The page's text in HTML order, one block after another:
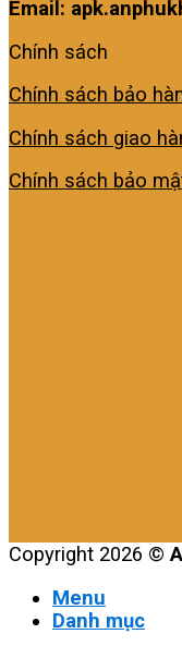
Email:
Chính sách
Chính sách bảo
Chính sách giao
Chính sách bảo
Copyright 2026 ©
Menu
Danh mục